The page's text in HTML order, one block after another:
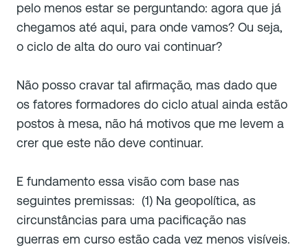
pelo menos estar se perguntando: agora que já
chegamos até aqui, para onde vamos? Ou seja,
o ciclo de alta do ouro vai continuar?
Não posso cravar tal afirmação, mas dado que
os fatores formadores do ciclo atual ainda estão
postos à mesa, não há motivos que me levem a
crer que este não deve continuar.
E fundamento essa visão com base nas
seguintes premissas: (1) Na geopolítica, as
circunstâncias para uma pacificação nas
guerras em curso estão cada vez menos visíveis.